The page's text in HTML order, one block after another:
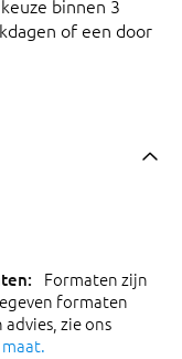
binnen 3
of een door
Formaten zijn
formaten
zie ons